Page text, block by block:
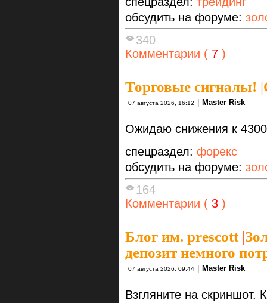
обсудить на форуме:
340
Комментарии ( 7 )
Торговые сигналы! |
07 августа 2026, 16:12 Master Risk
Ожидаю снижения к
спецраздел: форекс
обсудить на форуме:
164
Комментарии ( 3 )
Блог им. prescott|
депозит немного
07 августа 2026, 09:44 Master Risk
Взгляните на скриншот.